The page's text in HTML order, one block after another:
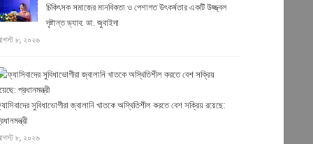
চিকিৎসক সমাজের মানবিকতা ও পেশাগত উৎকর্ষতার একটি উজ্জ্বল
দৃষ্টান্ত ড্যাব: ডা. জুবাইদা
৮, ২০২৬
সুবিধাভোগীরা জ্বালানি খাতকে অস্থিতিশীল করতে বেশ সক্রিয় রয়েছে:
৮, ২০২৬